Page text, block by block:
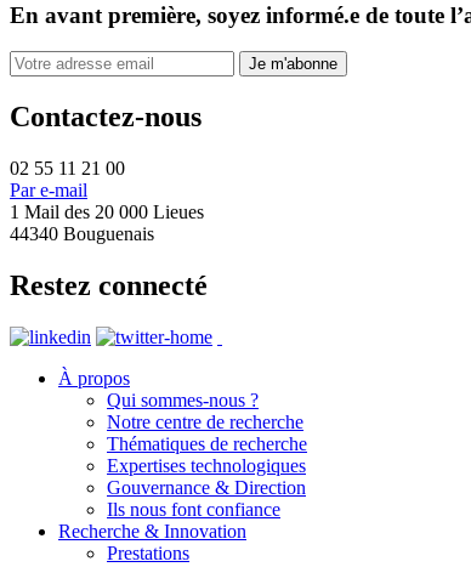
En avant première, soyez informé.e de toute
Contactez-nous
02 55 11 21 00
Par e-mail
1 Mail des 20 000 Lieues
44340 Bouguenais
Restez connecté
À propos
Qui sommes-nous ?
Notre centre de recherche
Thématiques de recherche
Expertises technologiques
Gouvernance & Direction
Ils nous font confiance
Recherche & Innovation
Prestations